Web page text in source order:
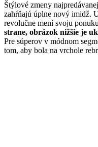
Štýlové zmeny
zahŕňajú úplne nový imidž.
revolučne mení svoju
strane, obrázok nižšie je
Pre súperov v módnom
tom, aby bola na vrchole